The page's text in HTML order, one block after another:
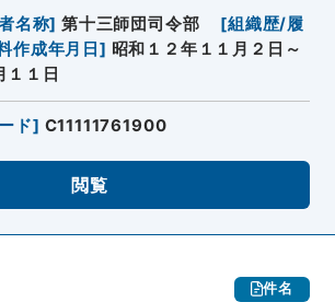
名称] 第十三師団司令部 [組織歴/履
作成年月日] 昭和１２年１１月２日～
１１日
ド] C11111761900
閲覧
件名